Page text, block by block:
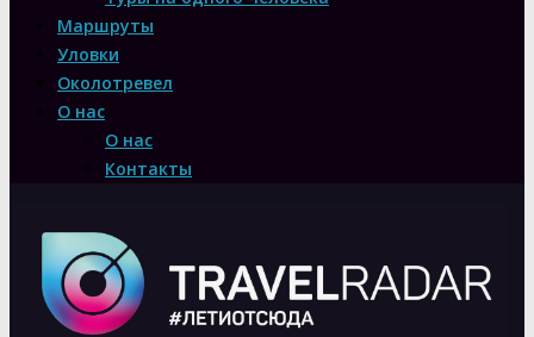
Маршруты
Уловки
Околотревел
О нас
О нас
Контакты